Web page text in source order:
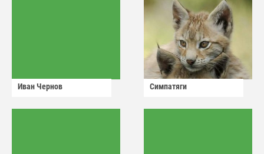
Иван Чернов Симпатяги